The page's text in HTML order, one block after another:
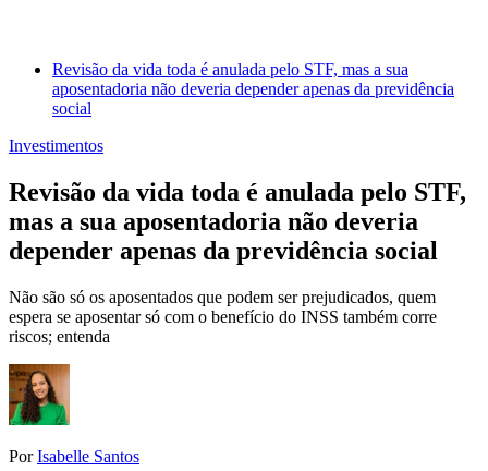
Revisão da vida toda é anulada pelo STF, mas a sua
aposentadoria não deveria depender apenas da previdência
social
Investimentos
Revisão da vida toda é anulada pelo STF,
mas a sua aposentadoria não deveria
depender apenas da previdência social
Não são só os aposentados que podem ser prejudicados, quem
espera se aposentar só com o benefício do INSS também corre
riscos; entenda
PorIsabelle Santos